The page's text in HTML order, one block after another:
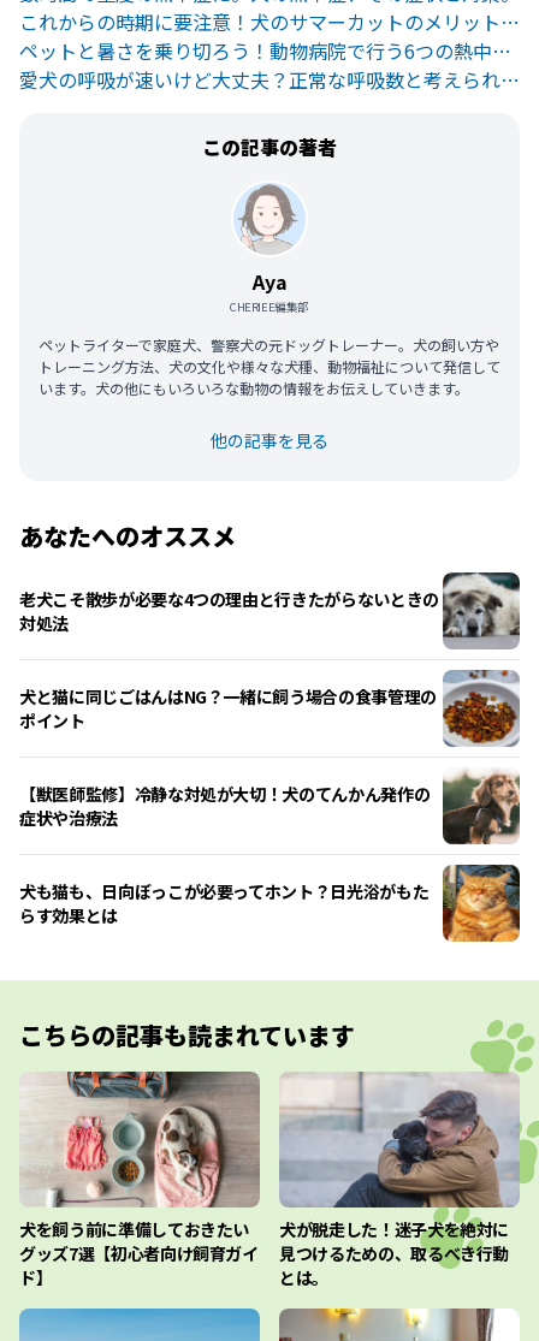
これからの時期に要注意！犬のサマーカットのメリットとデメリット
ペットと暑さを乗り切ろう！動物病院で行う6つの熱中症対策とは？
愛犬の呼吸が速いけど大丈夫？正常な呼吸数と考えられる病気を解説
この記事の著者
Aya
CHERIEE編集部
ペットライターで家庭犬、警察犬の元ドッグトレーナー。犬の飼い方や
トレーニング方法、犬の文化や様々な犬種、動物福祉について発信して
います。犬の他にもいろいろな動物の情報をお伝えしていきます。
他の記事を見る
あなたへのオススメ
老犬こそ散歩が必要な4つの理由と行きたがらないときの
対処法
犬と猫に同じごはんはNG？一緒に飼う場合の食事管理の
ポイント
【獣医師監修】冷静な対処が大切！犬のてんかん発作の
症状や治療法
犬も猫も、日向ぼっこが必要ってホント？日光浴がもた
らす効果とは
こちらの記事も読まれています
犬を飼う前に準備しておきたい
グッズ7選【初心者向け飼育ガイ
ド】
犬が脱走した！迷子犬を絶対に
見つけるための、取るべき行動
とは。